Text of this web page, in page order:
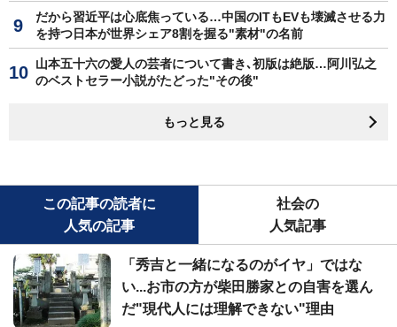
だから習近平は心底焦っている…中国のITもEVも壊滅させる力
を持つ日本が世界シェア8割を握る"素材"の名前
山本五十六の愛人の芸者について書き､初版は絶版…阿川弘之
のベストセラー小説がたどった"その後"
もっと見る
この記事の読者に
人気の記事
社会の
人気記事
「秀吉と一緒になるのがイヤ」ではな
い...お市の方が柴田勝家との自害を選ん
だ"現代人には理解できない"理由